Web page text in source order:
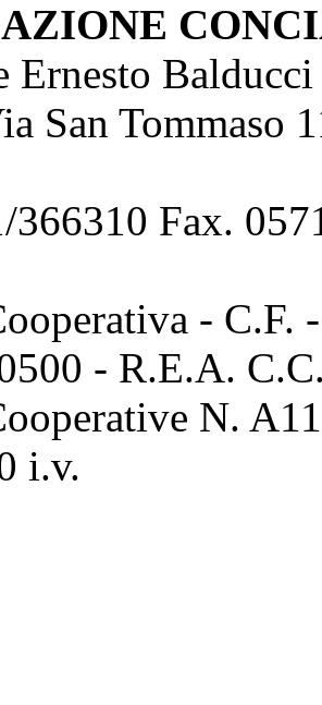
Ernesto
San Tommaso
366310 Fax.
- C.F.
- R.E.A.
N.
i.v.